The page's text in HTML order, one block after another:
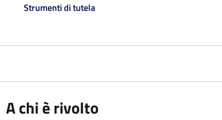
Strumenti di tutela
A chi è rivolto